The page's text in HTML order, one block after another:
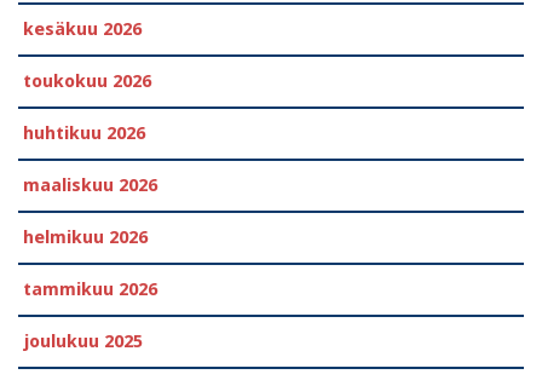
kesäkuu 2026
toukokuu 2026
huhtikuu 2026
maaliskuu 2026
helmikuu 2026
tammikuu 2026
joulukuu 2025